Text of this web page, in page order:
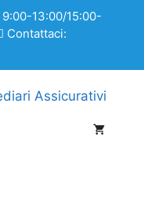
13:00/15:00-
Contattaci: